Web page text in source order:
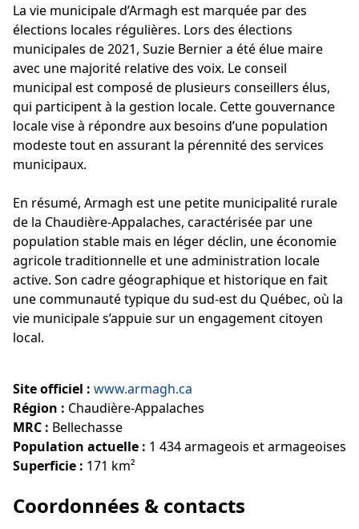
La vie municipale d’Armagh est marquée par des
élections locales régulières. Lors des élections
municipales de 2021, Suzie Bernier a été élue maire
avec une majorité relative des voix. Le conseil
municipal est composé de plusieurs conseillers élus,
qui participent à la gestion locale. Cette gouvernance
locale vise à répondre aux besoins d’une population
modeste tout en assurant la pérennité des services
municipaux.
En résumé, Armagh est une petite municipalité rurale
de la Chaudière-Appalaches, caractérisée par une
population stable mais en léger déclin, une économie
agricole traditionnelle et une administration locale
active. Son cadre géographique et historique en fait
une communauté typique du sud-est du Québec, où la
vie municipale s’appuie sur un engagement citoyen
local.
Site officiel : www.armagh.ca
Région : Chaudière-Appalaches
MRC : Bellechasse
Population actuelle : 1 434 armageois et armageoises
Superficie : 171 km²
Coordonnées & contacts